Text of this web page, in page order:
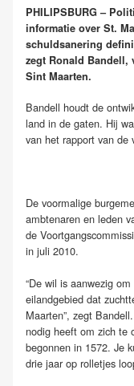
PHILIPSBURG –
informatie over St.
schuldsanering
zegt Ronald Bandell,
Sint Maarten.
Bandell houdt de
land in de gaten. Hij
van het rapport van de
De voormalige
ambtenaren en leden
de
in juli 2010.
“De wil is aanwezig
eilandgebied dat
Maarten”, zegt
nodig heeft om zich te
begonnen in 1572. Je
drie jaar op rolletjes